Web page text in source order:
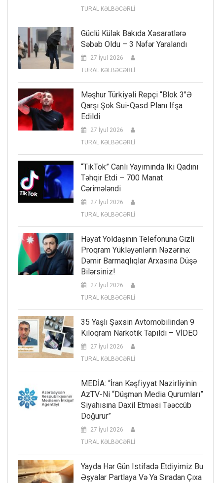
TURAL KƏLBƏCƏRLİ
Güclü Külək Bakıda Xəsarətlərə
Səbəb Oldu – 3 Nəfər Yaralandı
27 İyul 2026
TURAL KƏLBƏCƏRLİ
Məşhur Türkiyəli Repçi “Blok 3″ə
Qarşı Şok Sui-Qəsd Planı Ifşa
Edildi
27 İyul 2026
TURAL KƏLBƏCƏRLİ
“TikTok” Canlı Yayımında Iki Qadını
Təhqir Etdi – 700 Manat
Cərimələndi
27 İyul 2026
TURAL KƏLBƏCƏRLİ
Həyat Yoldaşının Telefonuna Gizli
Proqram Yükləyənlərin Nəzərinə:
Dəmir Barmaqlıqlar Arxasına Düşə
Bilərsiniz!
27 İyul 2026
TURAL KƏLBƏCƏRLİ
35 Yaşlı Şəxsin Avtomobilindən 9
Kiloqram Narkotik Tapıldı – VİDEO
27 İyul 2026
TURAL KƏLBƏCƏRLİ
MEDİA: “İran Kəşfiyyat Nazirliyinin
AzTV-Ni “düşmən Media Qurumları”
Siyahısına Daxil Etməsi Təəccüb
Doğurur”
27 İyul 2026
TURAL KƏLBƏCƏRLİ
Yayda Hər Gün Istifadə Etdiyimiz Bu
Əşyalar Partlaya Və Ya Sıradan Çıxa